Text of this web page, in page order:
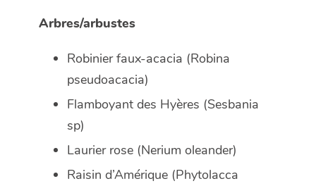
Arbres/arbustes
Robinier faux-acacia (Robina
pseudoacacia)
Flamboyant des Hyères (Sesbania
sp)
Laurier rose (Nerium oleander)
Raisin d’Amérique (Phytolacca